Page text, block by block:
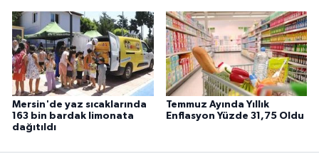
Mersin'de yaz sıcaklarında
163 bin bardak limonata
dağıtıldı
Temmuz Ayında Yıllık
Enflasyon Yüzde 31,75 Oldu